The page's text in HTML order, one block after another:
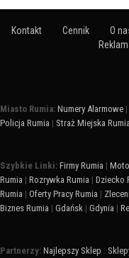
Kontakt Cennik O
Miasto Rumia: Numery Alarmowe |
Policja Rumia | Straż Miejska Rumia
Szybkie Linki: Firmy Rumia |
Rumia | Rozrywka Rumia | Dziecko
Rumia | Oferty Pracy Rumia |
Biznes Rumia | Gdańsk | Gdynia |
Partnerzy: Najlepszy Sklep :